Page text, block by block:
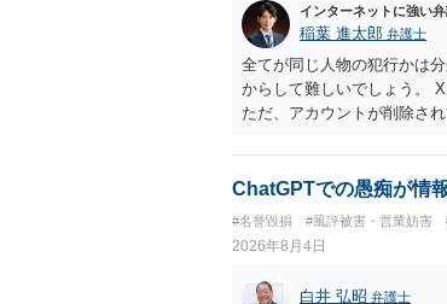
インターネットに強い
稲葉 進太郎 弁護士
全てが同じ人物の犯行かは
からして難しいでしょう。
ただ、アカウントが削除さ
相手に全ての弁護士費用を
せることができるでしょう
ChatGPTでの愚痴が情
#名誉毀損 #風評被害・営業妨害
2026年8月4日
白井 弘昭 弁護士